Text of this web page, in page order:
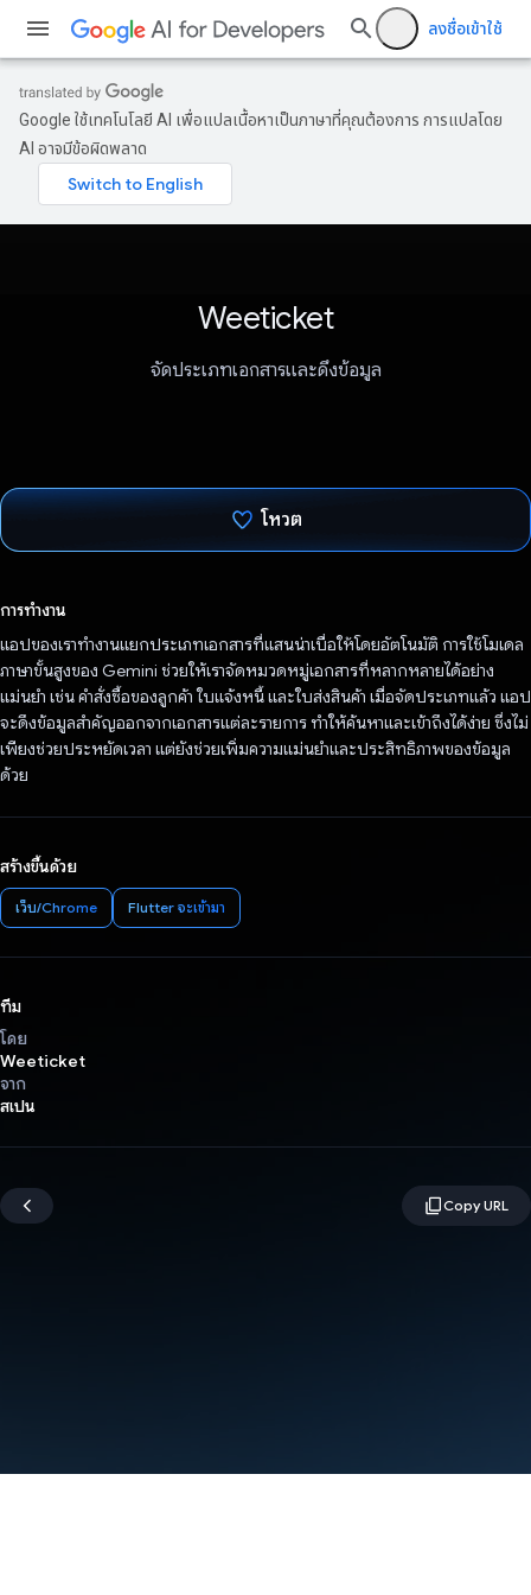
ลงชื่อเข้าใช้
Google ใช้เทคโนโลยี AI เพื่อแปลเนื้อหาเป็นภาษาที่คุณต้องการ การแปลโดย
AI อาจมีข้อผิดพลาด
Weeticket
จัดประเภทเอกสารและดึงข้อมูล
โหวต
การทำงาน
แอปของเราทำงานแยกประเภทเอกสารที่แสนน่าเบื่อให้โดยอัตโนมัติ การใช้โมเดล
ภาษาขั้นสูงของ Gemini ช่วยให้เราจัดหมวดหมู่เอกสารที่หลากหลายได้อย่าง
แม่นยำ เช่น คำสั่งซื้อของลูกค้า ใบแจ้งหนี้ และใบส่งสินค้า เมื่อจัดประเภทแล้ว แอป
จะดึงข้อมูลสำคัญออกจากเอกสารแต่ละรายการ ทำให้ค้นหาและเข้าถึงได้ง่าย ซึ่งไม่
เพียงช่วยประหยัดเวลา แต่ยังช่วยเพิ่มความแม่นยำและประสิทธิภาพของข้อมูล
ด้วย
สร้างขึ้นด้วย
เว็บ/Chrome Flutter จะเข้ามา
ทีม
โดย
Weeticket
จาก
สเปน